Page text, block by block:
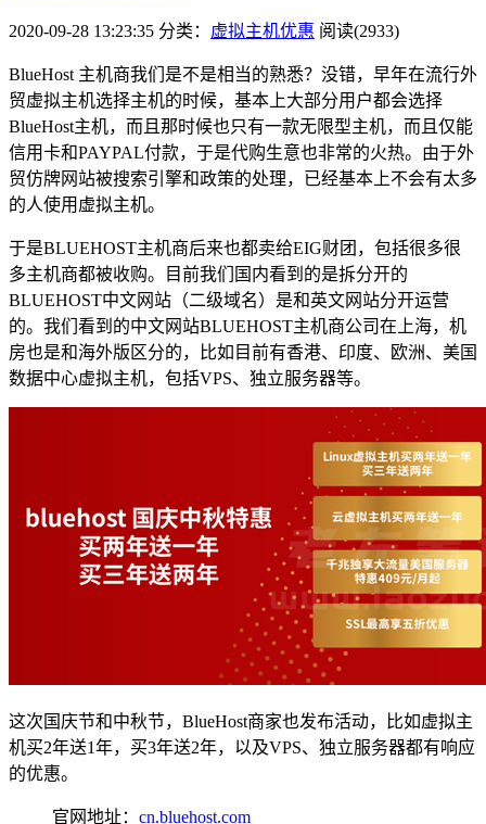
2020-09-28 13:23:35 分类： 虚拟主机优惠 阅读(2933)
BlueHost 主机商我们是不是相当的熟悉？没错，早年在流行外
贸虚拟主机选择主机的时候，基本上大部分用户都会选择
BlueHost主机，而且那时候也只有一款无限型主机，而且仅能
信用卡和PAYPAL付款，于是代购生意也非常的火热。由于外
贸仿牌网站被搜索引擎和政策的处理，已经基本上不会有太多
的人使用虚拟主机。
于是BLUEHOST主机商后来也都卖给EIG财团，包括很多很
多主机商都被收购。目前我们国内看到的是拆分开的
BLUEHOST中文网站（二级域名）是和英文网站分开运营
的。我们看到的中文网站BLUEHOST主机商公司在上海，机
房也是和海外版区分的，比如目前有香港、印度、欧洲、美国
数据中心虚拟主机，包括VPS、独立服务器等。
这次国庆节和中秋节，BlueHost商家也发布活动，比如虚拟主
机买2年送1年，买3年送2年，以及VPS、独立服务器都有响应
的优惠。
官网地址： cn.bluehost.com